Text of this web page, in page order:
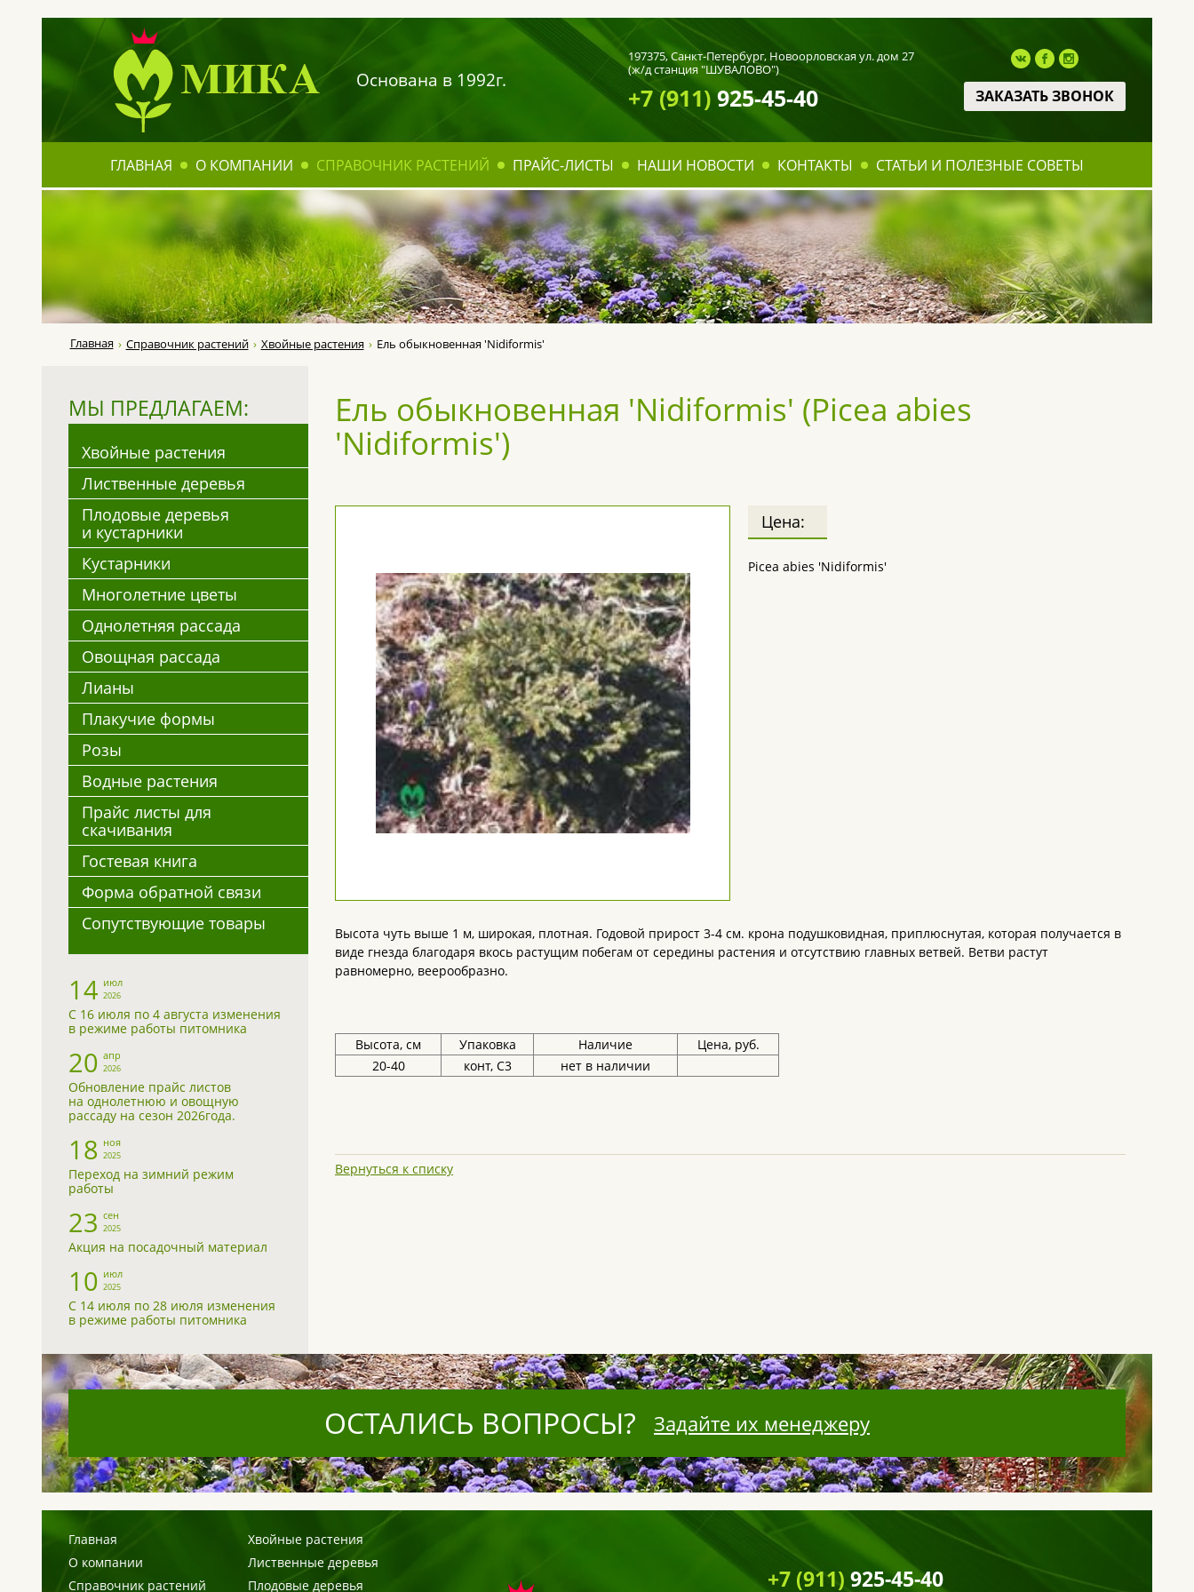
Основана в 1992г.
197375,Санкт-Петербург, Новоорловская ул. дом 27
(ж/д станция "ШУВАЛОВО")
+7 (911)925-45-40 ЗАКАЗАТЬ ЗВОНОК
ГЛАВНАЯ О КОМПАНИИ СПРАВОЧНИК РАСТЕНИЙ ПРАЙС-ЛИСТЫ НАШИ НОВОСТИ КОНТАКТЫ СТАТЬИ И ПОЛЕЗНЫЕ СОВЕТЫ
Главная Справочник растений Хвойные растения Ель обыкновенная 'Nidiformis'
МЫ ПРЕДЛАГАЕМ:
Хвойные растения
Лиственные деревья
Плодовые деревья
и кустарники
Кустарники
Многолетние цветы
Однолетняя рассада
Овощная рассада
Лианы
Плакучие формы
Розы
Водные растения
Прайс листы для
скачивания
Гостевая книга
Форма обратной связи
Сопутствующие товары
14 июл
2026
С 16 июля по 4 августа изменения
в режиме работы питомника
20 апр
2026
Обновление прайс листов
на однолетнюю и овощную
рассаду на сезон 2026года.
18 ноя
2025
Переход на зимний режим
работы
23 сен
2025
Акция на посадочный материал
10 июл
2025
С 14 июля по 28 июля изменения
в режиме работы питомника
Ель обыкновенная 'Nidiformis' (Picea abies
'Nidiformis')
Цена:
Picea abies 'Nidiformis'
Высота чуть выше 1 м, широкая, плотная. Годовой прирост 3-4 см. крона подушковидная, приплюснутая, которая получается в
виде гнезда благодаря вкось растущим побегам от середины растения и отсутствию главных ветвей. Ветви растут
равномерно, веерообразно.
Высота, см Упаковка Наличие
Цена, руб.
20-40
конт, С3 нет в наличии
Вернуться к списку
ОСТАЛИСЬ ВОПРОСЫ? Задайте их менеджеру
Главная
О компании
Справочник растений
Хвойные растения
Лиственные деревья
Плодовые деревья
+7 (911) 925-45-40